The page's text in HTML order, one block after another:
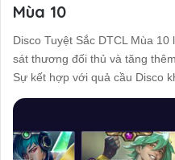
Mùa 10
Disco Tuyệt Sắc DTCL Mùa
sát thương đối thủ và tăng
Sự kết hợp với quả cầu Disco